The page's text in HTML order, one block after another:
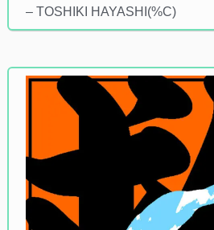
– TOSHIKI HAYASHI(%C)